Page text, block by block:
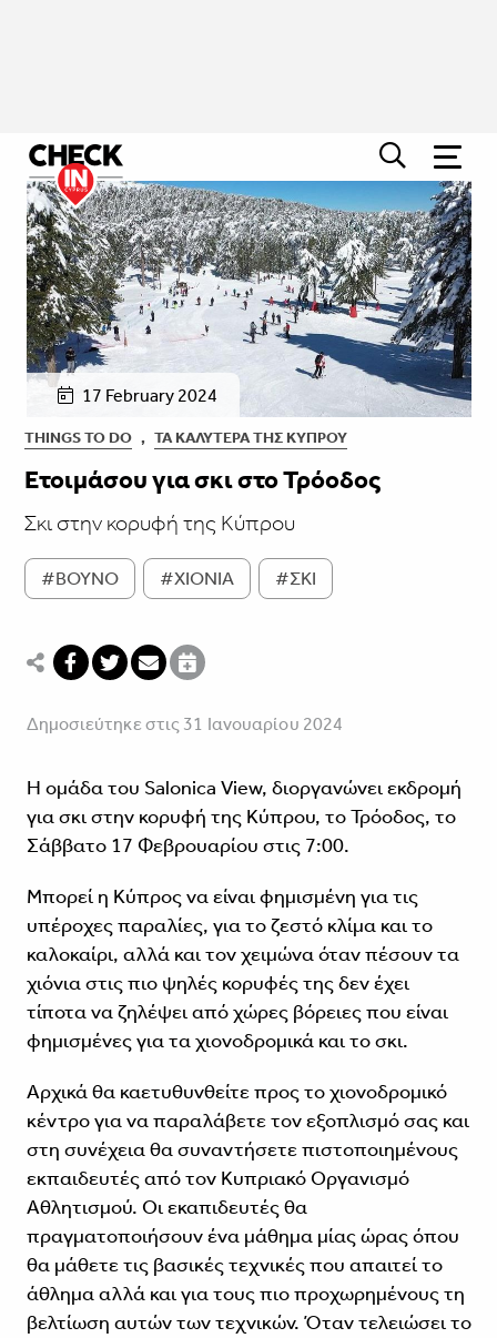
17 February 2024
THINGS TO DO , ΤΑ ΚΑΛΎΤΕΡΑ ΤΗΣ ΚΎΠΡΟΥ
Ετοιμάσου για σκι στο Τρόοδος
Σκι στην κορυφή της Κύπρου
#ΒΟΥΝΟ #ΧΙΟΝΙΑ #ΣΚΙ
Δημοσιεύτηκε στις 31 Ιανουαρίου 2024
Η ομάδα του Salonica View, διοργανώνει εκδρομή
για σκι στην κορυφή της Κύπρου, το Τρόοδος, το
Σάββατο 17 Φεβρουαρίου στις 7:00.
Μπορεί η Κύπρος να είναι φημισμένη για τις
υπέροχες παραλίες, για το ζεστό κλίμα και το
καλοκαίρι, αλλά και τον χειμώνα όταν πέσουν τα
χιόνια στις πιο ψηλές κορυφές της δεν έχει
τίποτα να ζηλέψει από χώρες βόρειες που είναι
φημισμένες για τα χιονοδρομικά και το σκι.
Αρχικά θα καετυθυνθείτε προς το χιονοδρομικό
κέντρο για να παραλάβετε τον εξοπλισμό σας και
στη συνέχεια θα συναντήσετε πιστοποιημένους
εκπαιδευτές από τον Κυπριακό Οργανισμό
Αθλητισμού. Οι εκαπιδευτές θα
πραγματοποιήσουν ένα μάθημα μίας ώρας όπου
θα μάθετε τις βασικές τεχνικές που απαιτεί το
άθλημα αλλά και για τους πιο προχωρημένους τη
βελτίωση αυτών των τεχνικών. Όταν τελειώσει το